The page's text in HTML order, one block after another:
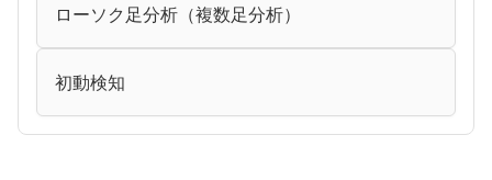
ローソク足分析（複数足分析）
初動検知